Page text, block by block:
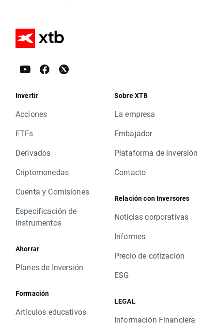
Invertir
Acciones
ETFs
Derivados
Criptomonedas
Cuenta y Comisiones
Especificación de
instrumentos
Ahorrar
Planes de Inversión
Formación
Artículos educativos
Sobre XTB
La empresa
Embajador
Plataforma de inversión
Contacto
Relación con Inversores
Noticias corporativas
Informes
Precio de cotización
ESG
LEGAL
Información Financiera